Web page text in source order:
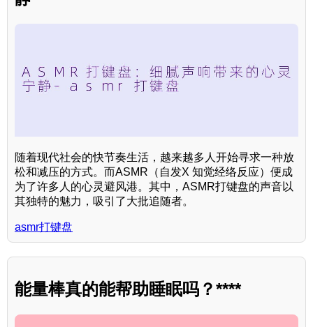
随着现代社会的快节奏生活，越来越多人开始寻求一种放
松和减压的方式。而ASMR（自发X 知觉经络反应）便成
为了许多人的心灵避风港。其中，ASMR打键盘的声音以
其独特的魅力，吸引了大批追随者。
asmr打键盘
能量棒真的能帮助睡眠吗？****